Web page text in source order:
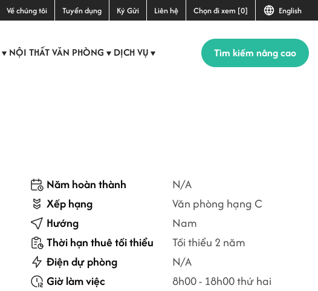
Về chúng tôi Tuyển dụng Ký Gửi Liên hệ Chọn đi xem [0] English
▼ NỘI THẤT VĂN PHÒNG ▼ DỊCH VỤ ▼ Tìm kiếm nâng cao
Năm hoàn thành
N/A
Xếp hạng
Văn phòng hạng C
Hướng
Nam
Thời hạn thuê tối thiểu
Tối thiểu 2 năm
Điện dự phòng
N/A
Giờ làm việc
8h00 - 18h00 thứ hai